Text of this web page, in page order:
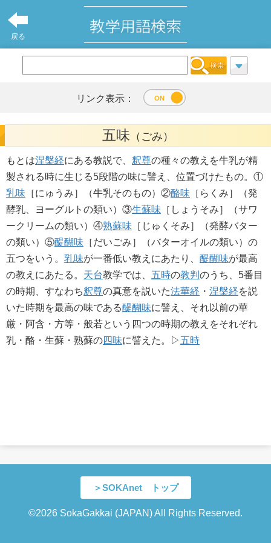
戻る
リンク表示：
五味 （ごみ）
もとは涅槃経にある教説で、 釈尊の種々の教えを牛乳が精
製される時に生じる5段階の味に譬え、位置づけたもの。①
乳味 ［にゅうみ］（牛乳そのもの）②酪味 ［らくみ］（発
酵乳、ヨーグルトの類い）③生蘇味 ［しょうそみ］（サワ
ークリームの類い）④熟蘇味 ［じゅくそみ］（発酵バター
の類い）⑤醍醐味 ［だいごみ］（バターオイルの類い）の
五つをいう。 乳味が一番低い教えにあたり、 醍醐味が最高
の教えにあたる。 天台教学では、 五時の教判 のうち、5番目
の時期、すなわち釈尊の真意を説いた法華経 ・ 涅槃経を説
いた時期を最高の味である醍醐味に譬え、それ以前の華
厳・阿含・方等・般若という四つの時期の教えをそれぞれ
乳・酪・生蘇・熟蘇の四味に譬えた。▷ 五時
＞SOKAnet トップ
©2026 SokaGakkai (JAPAN) All Rights Reserved.